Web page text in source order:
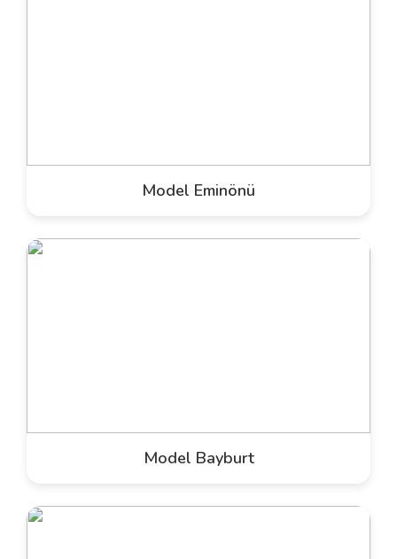
Model Eminönü
Model Bayburt